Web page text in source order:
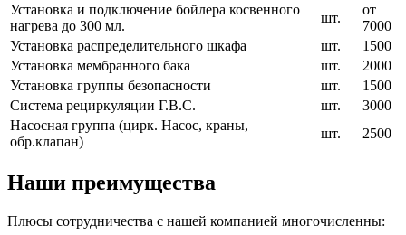
Установка и подключение бойлера косвенного
нагрева до 300 мл.
шт.
от
7000
Установка распределительного шкафа
шт.
1500
Установка мембранного бака
шт.
2000
Установка группы безопасности
шт.
1500
Система рециркуляции Г.В.С.
шт.
3000
Насосная группа (цирк. Насос, краны,
обр.клапан)
шт. 2500
Наши преимущества
Плюсы сотрудничества с нашей компанией многочисленны: